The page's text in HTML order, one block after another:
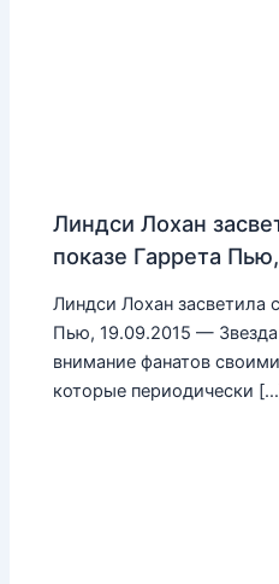
Линдси Лохан
показе Гаррета
Линдси Лохан засветила
Пью, 19.09.2015 —
внимание фанатов
которые периодически